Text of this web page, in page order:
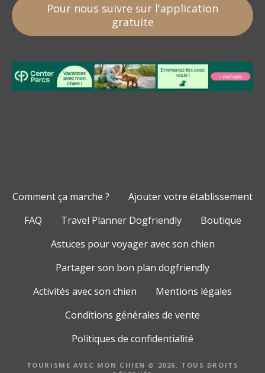
Pour nous suivre sur l'application
gratuite
Comment ça marche ?
Ajouter votre établissement
FAQ
Travel Planner Dogfriendly
Boutique
Astuces pour voyager avec son chien
Partager son bon plan dogfriendly
Activités avec son chien
Mentions légales
Conditions générales de vente
Politiques de confidentialité
TOURISME AVEC MON CHIEN © 2026. TOUS DROITS